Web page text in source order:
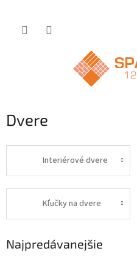
Dvere
Interiérové dvere
Kľučky na dvere
Najpredávanejšie